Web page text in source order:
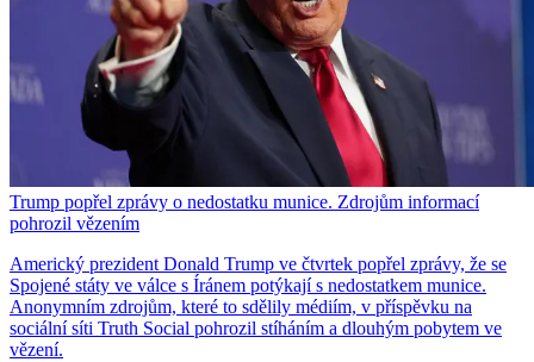
Trump popřel zprávy o nedostatku munice. Zdrojům informací
pohrozil vězením
Americký prezident Donald Trump ve čtvrtek popřel zprávy, že se
Spojené státy ve válce s Íránem potýkají s nedostatkem munice.
Anonymním zdrojům, které to sdělily médiím, v příspěvku na
sociální síti Truth Social pohrozil stíháním a dlouhým pobytem ve
vězení.